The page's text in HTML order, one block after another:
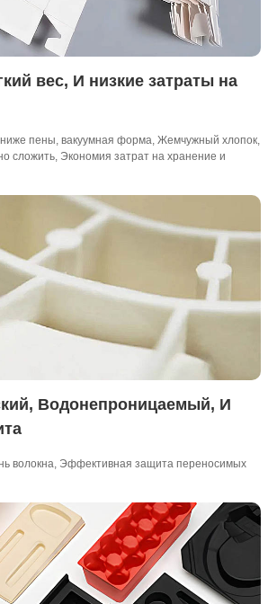
вес, И низкие затраты на
ниже пены, вакуумная форма, Жемчужный хлопок,
сложить, Экономия затрат на хранение и
Водонепроницаемый, И
волокна, Эффективная защита переносимых